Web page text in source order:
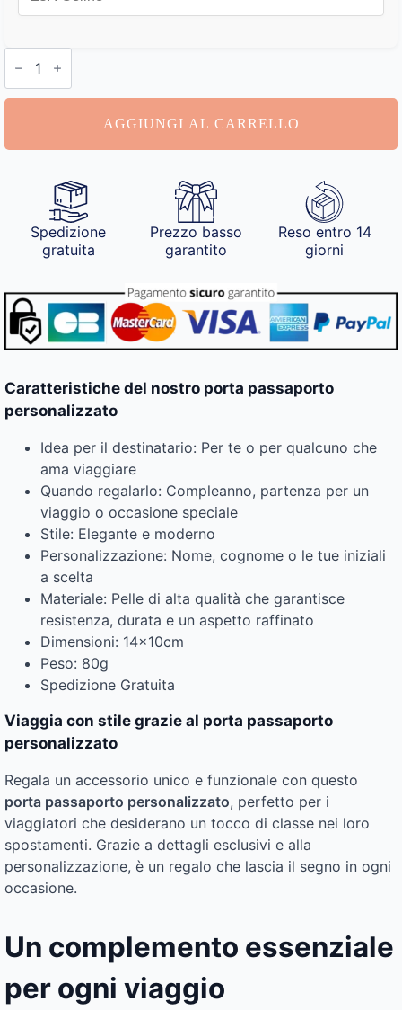
Porta
Passaporto
quantità
AGGIUNGI AL CARRELLO
Spedizione
gratuita
Prezzo basso
garantito
Reso entro 14
giorni
Caratteristiche del nostro porta passaporto
personalizzato
Idea per il destinatario: Per te o per qualcuno che
ama viaggiare
Quando regalarlo: Compleanno, partenza per un
viaggio o occasione speciale
Stile: Elegante e moderno
Personalizzazione: Nome, cognome o le tue iniziali
a scelta
Materiale: Pelle di alta qualità che garantisce
resistenza, durata e un aspetto raffinato
Dimensioni: 14x10cm
Peso: 80g
Spedizione Gratuita
Viaggia con stile grazie al porta passaporto
personalizzato
Regala un accessorio unico e funzionale con questo
porta passaporto personalizzato, perfetto per i
viaggiatori che desiderano un tocco di classe nei loro
spostamenti. Grazie a dettagli esclusivi e alla
personalizzazione, è un regalo che lascia il segno in ogni
occasione.
Un complemento essenziale
per ogni viaggio